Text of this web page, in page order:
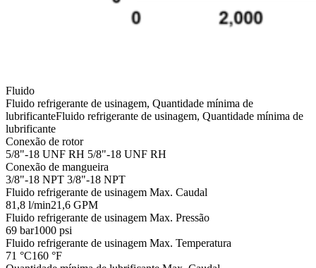
Fluido
Fluido refrigerante de usinagem, Quantidade mínima de
lubrificanteFluido refrigerante de usinagem, Quantidade mínima de
lubrificante
Conexão de rotor
5/8"-18 UNF RH 5/8"-18 UNF RH
Conexão de mangueira
3/8"-18 NPT 3/8"-18 NPT
Fluido refrigerante de usinagem Max. Caudal
81,8 l/min21,6 GPM
Fluido refrigerante de usinagem Max. Pressão
69 bar1000 psi
Fluido refrigerante de usinagem Max. Temperatura
71 °C160 °F